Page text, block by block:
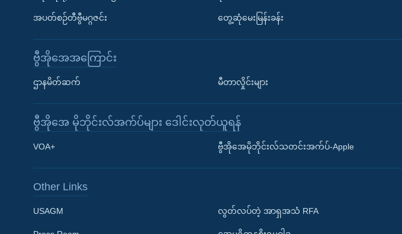
Learning English
အပတ်စဉ်တီဗွီမဂ္ဂဇင်း တွေ့ဆုံမေးမြန်းခန်း
ဗွီအိုအေအကြောင်း
ဌာနမိတ်ဆက် မီတာလှိုင်းများ
ဗွီအိုအေ မိုဘိုင်းလ်အက်ပ်များ ဒေါင်းလုတ်ယူရန်
VOA+ ဗွီအိုအေမိုဘိုင်းလ်သတင်းအက်ပ်-Apple
Other Links
USAGM လွတ်လပ်တဲ့ အာရှအသံ RFA